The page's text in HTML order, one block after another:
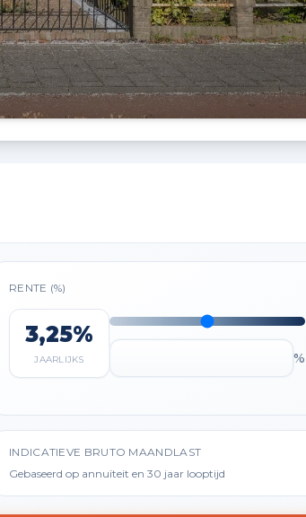
RENTE (%)
3,25%
JAARLIJKS %
INDICATIEVE BRUTO MAANDLAST
Gebaseerd op annuïteit en 30 jaar looptijd